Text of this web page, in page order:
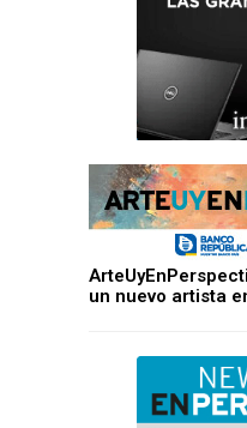
un nuevo artista